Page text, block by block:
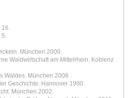
16.
5.
München 2000.
Waldwirtschaft am Mittelrhein. Koblenz
Waldes. München 2008.
Geschichte. Hannover 1990.
München 2002.